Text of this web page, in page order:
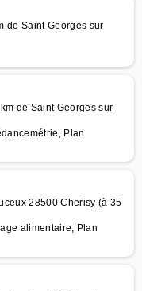
de Saint Georges sur
de Saint Georges sur
Plan
28500 Cherisy (à 35
alimentaire, Plan